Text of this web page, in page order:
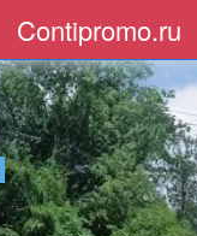
Contipromo.ru